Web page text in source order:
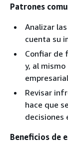
Patrones
Analizar
cuenta su
Confiar de
y, al
Revisar
hace que
decisiones
Beneficios de